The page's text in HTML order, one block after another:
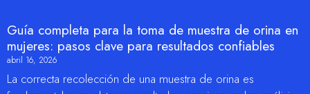
Guía completa para la toma de muestra de orina en
mujeres: pasos clave para resultados confiables
abril 16, 2026
La correcta recolección de una muestra de orina es